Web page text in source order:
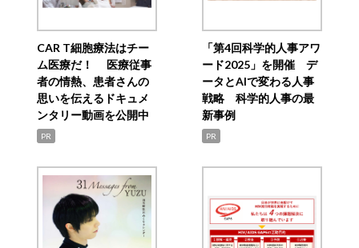
CAR T細胞療法はチー
ム医療だ！ 医療従事
者の情熱、患者さんの
思いを伝えるドキュメ
ンタリー動画を公開中
PR
「第4回科学的人事アワ
ード2025」を開催 デ
ータとAIで変わる人事
戦略 科学的人事の最
新事例
PR